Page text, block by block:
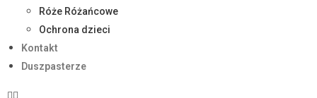
Róże Różańcowe
Ochrona dzieci
Kontakt
Duszpasterze